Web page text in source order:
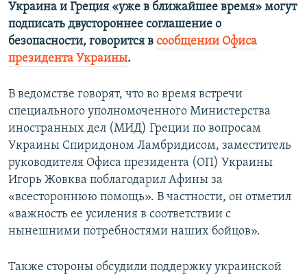
Украина и Греция «уже в ближайшее время» могут
подписать двустороннее соглашение о
безопасности, говорится в сообщении Офиса
президента Украины.
В ведомстве говорят, что во время встречи
специального уполномоченного Министерства
иностранных дел (МИД) Греции по вопросам
Украины Спиридоном Ламбридисом, заместитель
руководителя Офиса президента (ОП) Украины
Игорь Жовква поблагодарил Афины за
«всестороннюю помощь». В частности, он отметил
«важность ее усиления в соответствии с
нынешними потребностями наших бойцов».
Также стороны обсудили поддержку украинской